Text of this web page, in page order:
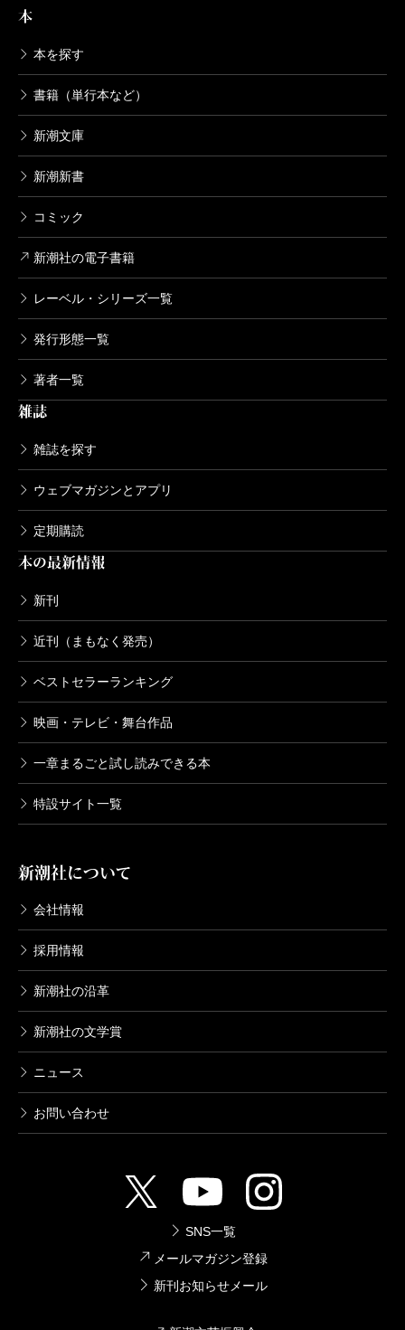
本
本を探す
書籍（単行本など）
新潮文庫
新潮新書
コミック
新潮社の電子書籍
レーベル・シリーズ一覧
発行形態一覧
著者一覧
雑誌
雑誌を探す
ウェブマガジンとアプリ
定期購読
本の最新情報
新刊
近刊（まもなく発売）
ベストセラーランキング
映画・テレビ・舞台作品
一章まるごと試し読みできる本
特設サイト一覧
新潮社について
会社情報
採用情報
新潮社の沿革
新潮社の文学賞
ニュース
お問い合わせ
SNS一覧
メールマガジン登録
新刊お知らせメール